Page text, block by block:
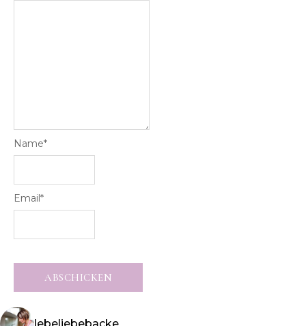
Name*
Email*